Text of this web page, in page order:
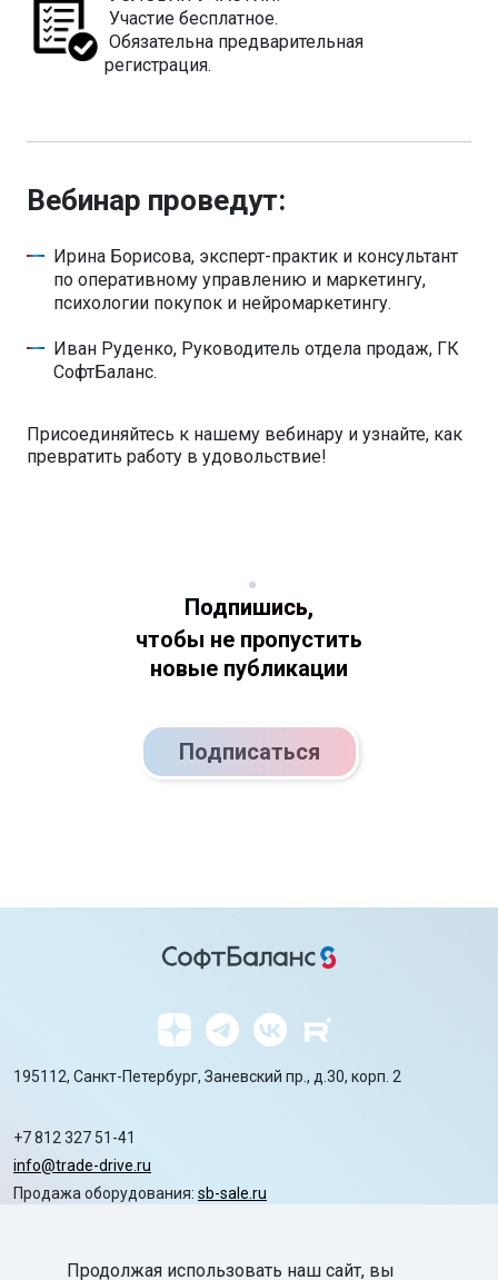
Участие бесплатное.
Обязательна предварительная
регистрация.
Вебинар проведут:
Ирина Борисова, эксперт-практик и консультант
по оперативному управлению и маркетингу,
психологии покупок и нейромаркетингу.
Иван Руденко, Руководитель отдела продаж, ГК
СофтБаланс.
Присоединяйтесь к нашему вебинару и узнайте, как
превратить работу в удовольствие!
Подпишись,
чтобы не пропустить
новые публикации
Подписаться
195112, Санкт-Петербург, Заневский пр., д.30, корп. 2
+7 812 327 51-41
info@trade-drive.ru
Продажа оборудования: sb-sale.ru
Продолжая использовать наш сайт, вы